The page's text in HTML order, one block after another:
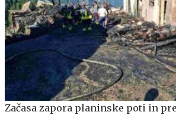
Začasa zapora planinske poti in